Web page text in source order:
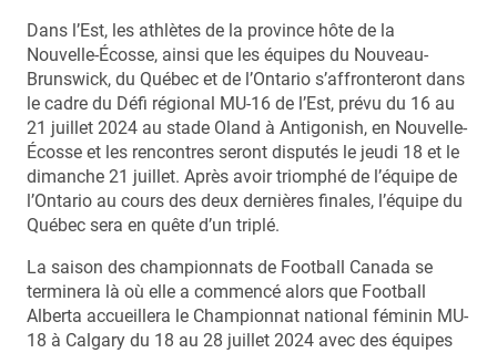
Dans l’Est, les athlètes de la province hôte de la
Nouvelle-Écosse, ainsi que les équipes du Nouveau-
Brunswick, du Québec et de l’Ontario s’affronteront dans
le cadre du Défi régional MU-16 de l’Est, prévu du 16 au
21 juillet 2024 au stade Oland à Antigonish, en Nouvelle-
Écosse et les rencontres seront disputés le jeudi 18 et le
dimanche 21 juillet. Après avoir triomphé de l’équipe de
l’Ontario au cours des deux dernières finales, l’équipe du
Québec sera en quête d’un triplé.
La saison des championnats de Football Canada se
terminera là où elle a commencé alors que Football
Alberta accueillera le Championnat national féminin MU-
18 à Calgary du 18 au 28 juillet 2024 avec des équipes